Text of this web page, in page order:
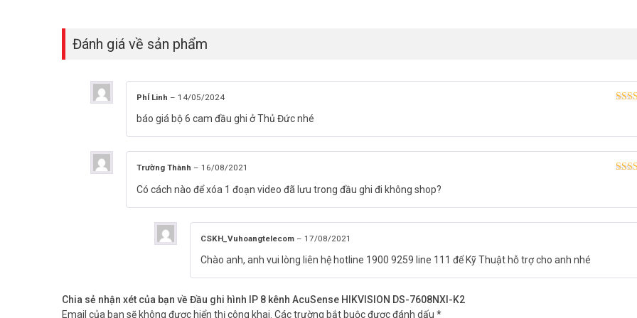
Đánh giá về sản phẩm
PhÍ Linh – 14/05/2024
báo giá bộ 6 cam đầu ghi ở Thủ Đức nhé
Trường Thành – 16/08/2021
Có cách nào để xóa 1 đoạn video đã lưu trong đầu ghi đi không shop?
CSKH_Vuhoangtelecom – 17/08/2021
Chào anh, anh vui lòng liên hệ hotline 1900 9259 line 111 để Kỹ Thuật hỗ trợ cho anh nhé
Chia sẻ nhận xét của bạn về Đầu ghi hình IP 8 kênh AcuSense HIKVISION DS-7608NXI-K2
Email của bạn sẽ không được hiển thị công khai. Các trường bắt buộc được đánh dấu *